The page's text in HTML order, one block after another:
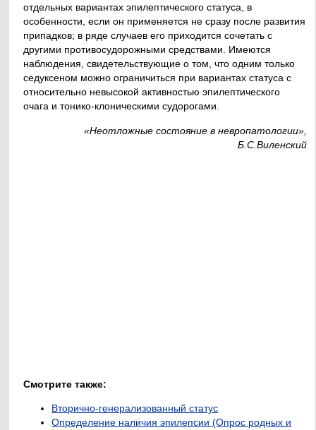
отдельных вариантах эпилептического статуса, в
особенности, если он применяется не сразу после развития
припадков; в ряде случаев его приходится сочетать с
другими противосудорожными средствами. Имеются
наблюдения, свидетельствующие о том, что одним только
седуксеном можно ограничиться при вариантах статуса с
относительно невысокой активностью эпилептического
очага и тонико-клоническими судорогами.
«Неотложные состояние в невропатологии»,
Б.С.Виленский
Смотрите также:
Вторично-генерализованный статус
Определение наличия эпилепсии (Опрос родных и